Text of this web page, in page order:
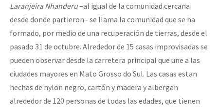
Mujeres
Niñxs
ETIQUETAS
MULTIMEDIA
Audio
Fotorreportaje
Se o México sabe, que o mundo saiba! Nossas lutas pela
[25 abr – CDMX] Tokín por el CNI: 30 años de Resistencia y
Laranjeira Nhanderu–al igual de la comunidad cercana
desde donde partieron– se llama la comunidad que se ha
formado, por medio de una recuperación de tierras, desde el
pasado 31 de octubre. Alrededor de 15 casas improvisadas se
pueden observar desde la carretera principal que une a las
ciudades mayores en Mato Grosso do Sul. Las casas estan
hechas de nylon negro, cartón y madera y albergan
alrededor de 120 personas de todas las edades, que tienen